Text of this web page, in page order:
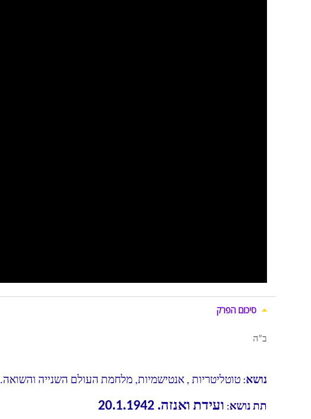
סיכום הפרק
ב”ה
נושא: טוטליטריות , אנטישמיות, מלחמת העולם השנייה והשואה.
תת נושא: ועידת ואנזה. 20.1.1942